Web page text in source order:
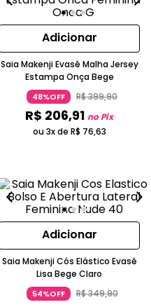
Adicionar
Saia Makenji Evasê Malha Jersey
Estampa Onça Bege
48%OFF R$399,90
R$ 206,91 no Pix
ou 3x de R$ 76,63
Adicionar
Saia Makenji Cós Elástico Evasê
Lisa Bege Claro
54%OFF R$349,90